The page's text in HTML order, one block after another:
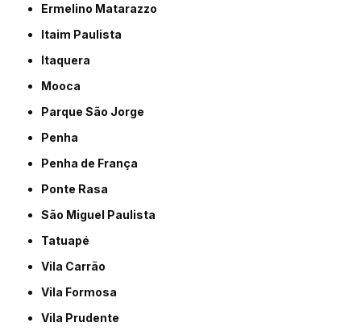
Ermelino Matarazzo
Itaim Paulista
Itaquera
Mooca
Parque São Jorge
Penha
Penha de França
Ponte Rasa
São Miguel Paulista
Tatuapé
Vila Carrão
Vila Formosa
Vila Prudente